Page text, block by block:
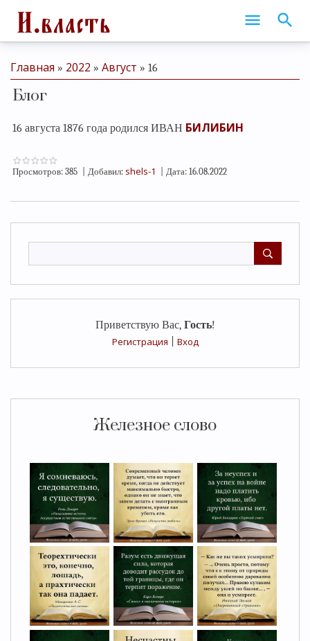
Приветствую Вас, Гость!
Регистрация
Вход
Железное слово
Главная » 2022 » Август » 16
Блог
16 августа 1876 года родился ИВАН БИЛИБИН
Просмотров: 385 Добавил: shels-1 Дата: 16.08.2022